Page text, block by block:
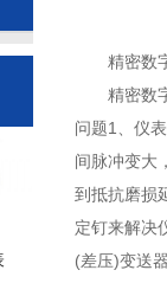
精密数
精密数
问题1、仪
间脉冲变大
到抵抗磨损
定钉来解决
(差压)变送